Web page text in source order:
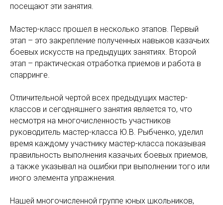
посещают эти занятия.
Мастер-класс прошел в несколько этапов. Первый
этап – это закрепление полученных навыков казачьих
боевых искусств на предыдущих занятиях. Второй
этап – практическая отработка приемов и работа в
спарринге.
Отличительной чертой всех предыдущих мастер-
классов и сегодняшнего занятия является то, что
несмотря на многочисленность участников
руководитель мастер-класса Ю.В. Рыбченко, уделил
время каждому участнику мастер-класса показывая
правильность выполнения казачьих боевых приемов,
а также указывал на ошибки при выполнении того или
иного элемента упражнения.
Нашей многочисленной группе юных школьников,